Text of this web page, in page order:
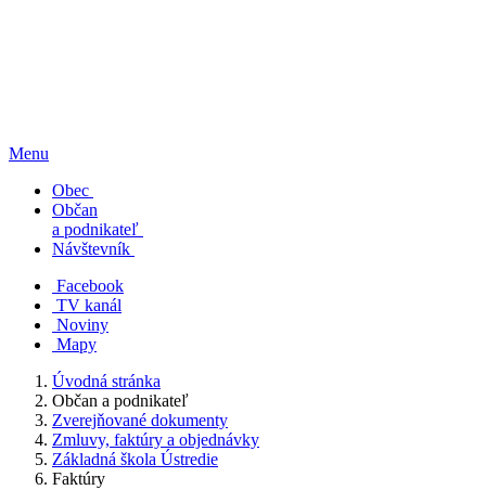
Menu
Obec
Občan
a podnikateľ
Návštevník
Facebook
TV kanál
Noviny
Mapy
Úvodná stránka
Občan a podnikateľ
Zverejňované dokumenty
Zmluvy, faktúry a objednávky
Základná škola Ústredie
Faktúry